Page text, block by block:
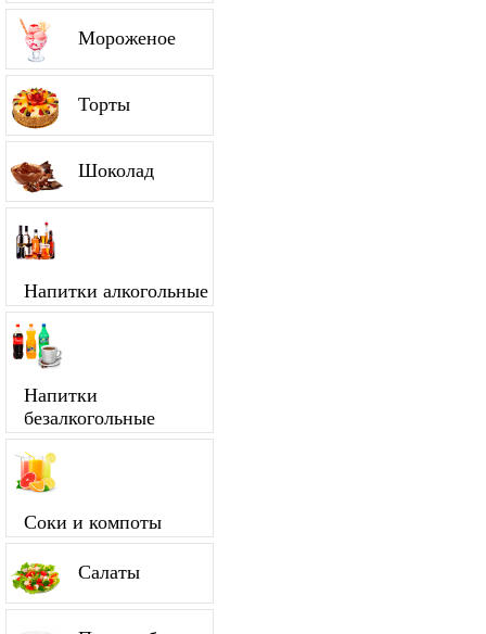
Мороженое
Торты
Шоколад
Напитки алкогольные
Напитки
безалкогольные
Соки и компоты
Салаты